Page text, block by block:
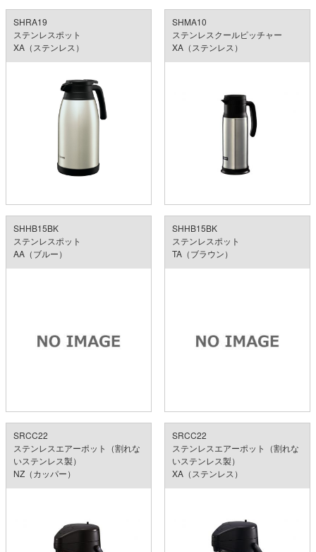
SHRA19
ステンレスポット
XA（ステンレス）
SHMA10
ステンレスクールピッチャー
XA（ステンレス）
SHHB15BK
ステンレスポット
AA（ブルー）
SHHB15BK
ステンレスポット
TA（ブラウン）
SRCC22
ステンレスエアーポット（割れな
いステンレス製）
NZ（カッパー）
SRCC22
ステンレスエアーポット（割れな
いステンレス製）
XA（ステンレス）